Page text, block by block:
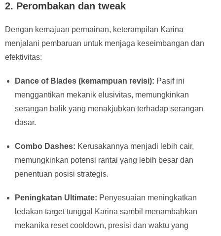
2. Perombakan dan tweak
Dengan kemajuan permainan, keterampilan Karina
menjalani pembaruan untuk menjaga keseimbangan dan
efektivitas:
Dance of Blades (kemampuan revisi): Pasif ini
menggantikan mekanik elusivitas, memungkinkan
serangan balik yang menakjubkan terhadap serangan
dasar.
Combo Dashes: Kerusakannya menjadi lebih cair,
memungkinkan potensi rantai yang lebih besar dan
penentuan posisi strategis.
Peningkatan Ultimate: Penyesuaian meningkatkan
ledakan target tunggal Karina sambil menambahkan
mekanika reset cooldown, presisi dan waktu yang